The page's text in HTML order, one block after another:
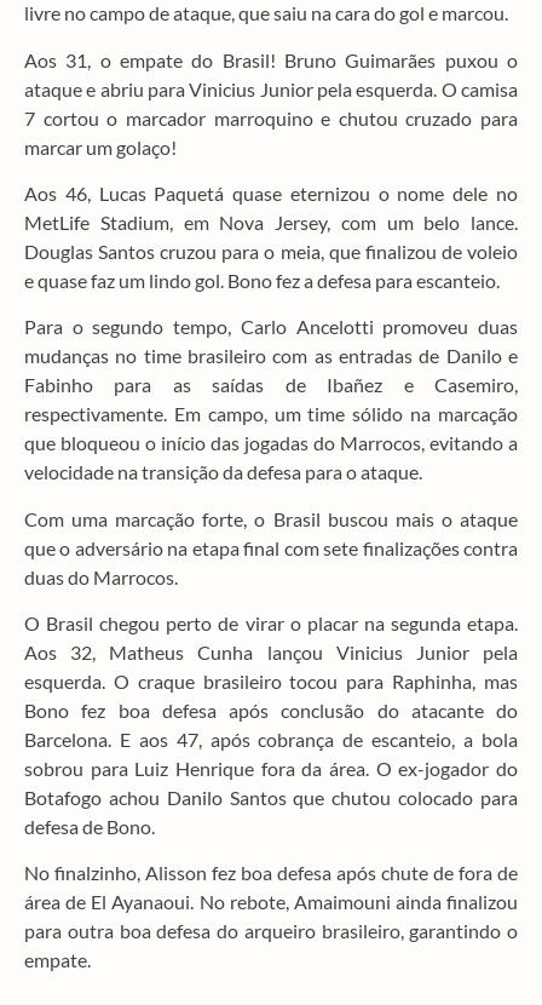
livre no campo de ataque, que saiu na cara do gol e marcou.
Aos 31, o empate do Brasil! Bruno Guimarães puxou o
ataque e abriu para Vinicius Junior pela esquerda. O camisa
7 cortou o marcador marroquino e chutou cruzado para
marcar um golaço!
Aos 46, Lucas Paquetá quase eternizou o nome dele no
MetLife Stadium, em Nova Jersey, com um belo lance.
Douglas Santos cruzou para o meia, que finalizou de voleio
e quase faz um lindo gol. Bono fez a defesa para escanteio.
Para o segundo tempo, Carlo Ancelotti promoveu duas
mudanças no time brasileiro com as entradas de Danilo e
Fabinho para as saídas de Ibañez e Casemiro,
respectivamente. Em campo, um time sólido na marcação
que bloqueou o início das jogadas do Marrocos, evitando a
velocidade na transição da defesa para o ataque.
Com uma marcação forte, o Brasil buscou mais o ataque
que o adversário na etapa final com sete finalizações contra
duas do Marrocos.
O Brasil chegou perto de virar o placar na segunda etapa.
Aos 32, Matheus Cunha lançou Vinicius Junior pela
esquerda. O craque brasileiro tocou para Raphinha, mas
Bono fez boa defesa após conclusão do atacante do
Barcelona. E aos 47, após cobrança de escanteio, a bola
sobrou para Luiz Henrique fora da área. O ex-jogador do
Botafogo achou Danilo Santos que chutou colocado para
defesa de Bono.
No finalzinho, Alisson fez boa defesa após chute de fora de
área de El Ayanaoui. No rebote, Amaimouni ainda finalizou
para outra boa defesa do arqueiro brasileiro, garantindo o
empate.